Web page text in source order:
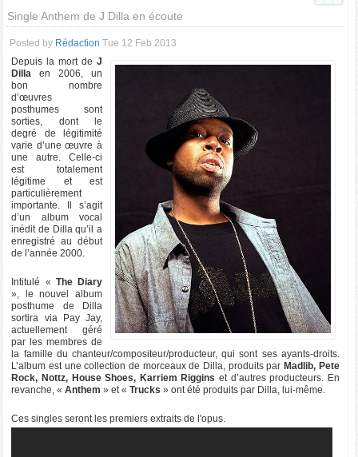
Single Anthem de J Dilla en écoute
Posted by Rédaction Tue 12 Feb 2013
Depuis la mort de J
Dilla en 2006, un
bon nombre
d’œuvres
posthumes sont
sorties, dont le
degré de légitimité
varie d’une œuvre à
une autre. Celle-ci
est totalement
légitime et est
particulièrement
importante. Il s’agit
d’un album vocal
inédit de Dilla qu’il a
enregistré au début
de l’année 2000.
Intitulé « The Diary
», le nouvel album
posthume de Dilla
sortira via Pay Jay,
actuellement géré
par les membres de
la famille du chanteur/compositeur/producteur, qui sont ses ayants-droits.
L’album est une collection de morceaux de Dilla, produits par Madlib, Pete
Rock, Nottz, House Shoes, Karriem Riggins et d’autres producteurs. En
revanche, «Anthem » et « Trucks» ont été produits par Dilla, lui-même.
Ces singles seront les premiers extraits de l'opus.